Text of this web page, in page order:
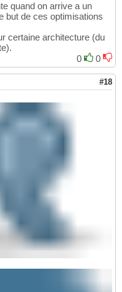
quand on arrive a un
but de ces optimisations
certaine architecture (du
0
0
#18